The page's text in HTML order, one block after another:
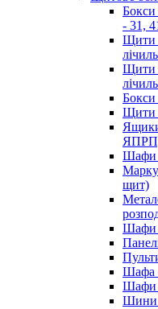
Бокси
- 31,
Щити
Щити
Бокси
Щити
Шафи
щит)
Шафи
Шафа
Шафи
Шини